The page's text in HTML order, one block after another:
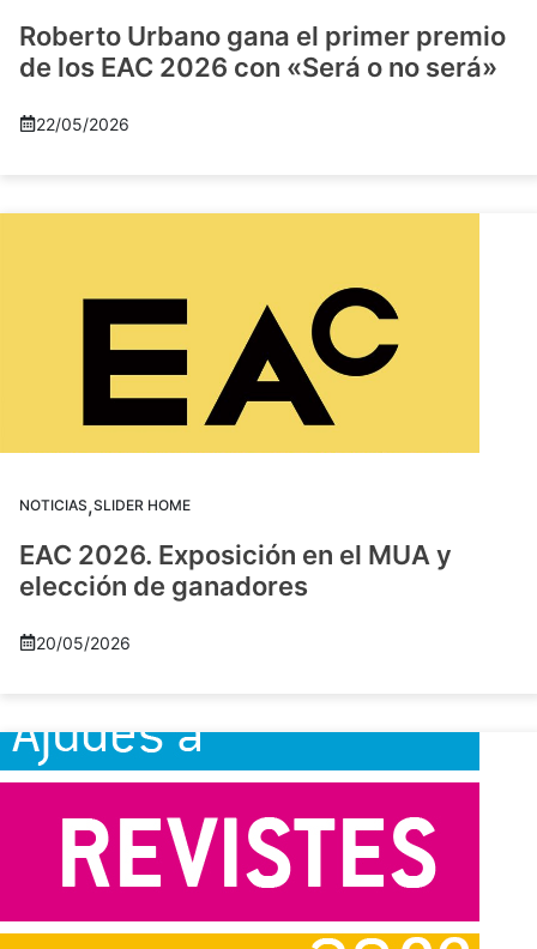
Roberto Urbano gana el primer premio
de los EAC 2026 con «Será o no será»
22/05/2026
NOTICIAS,SLIDER HOME
EAC 2026. Exposición en el MUA y
elección de ganadores
20/05/2026